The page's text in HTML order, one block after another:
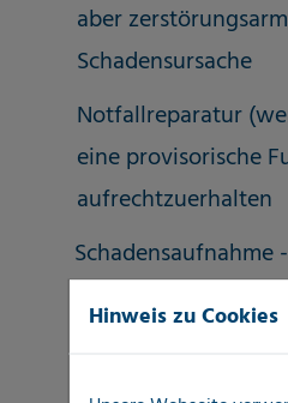
aber
Schadensursache
Notfallreparatur
eine provisorische
aufrechtzuerhalten
Schadensaufnahme
jeweiligen
Reporting mit
Hinweis zu Cookies